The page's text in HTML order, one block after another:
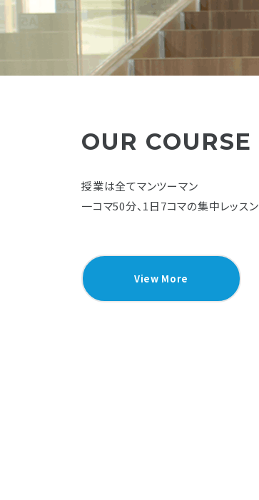
OUR COURSE
授業は全てマンツーマン
一コマ50分、1日7コマの集中レッスン
View More